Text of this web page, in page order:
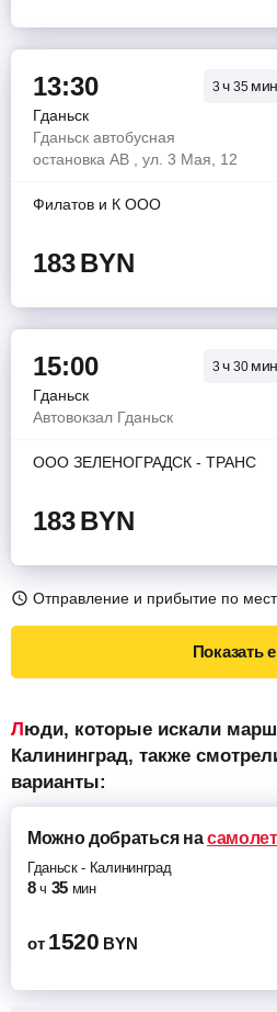
13:30 3ч 35 мин
Гданьск
Гданьск автобусная
остановка АВ , ул. 3 Мая, 12
Филатов и К ООО
183BYN
15:00 3ч 30 мин
Гданьск
Автовокзал Гданьск
ООО ЗЕЛЕНОГРАДСК - ТРАНС
183BYN
Отправление и прибытие по
Показать
Люди, которые искали маршрутки Гданьск –
Калининград, также
варианты:
Можно добратьсяна
Гданьск- Калининград
8 ч 35 мин
от 1520 BYN